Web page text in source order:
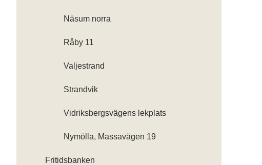
Näsum norra
Råby 11
Valjestrand
Strandvik
Vidriksbergsvägens lekplats
Nymölla, Massavägen 19
Fritidsbanken